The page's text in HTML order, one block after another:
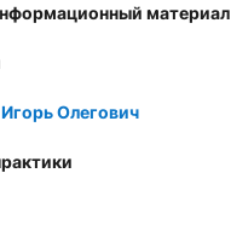
материал
Олегович